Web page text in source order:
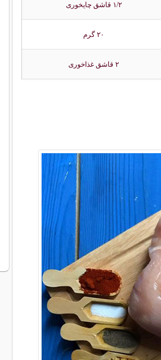
۱/۲ قاشق چایخوری
۲۰ گرم
۲ قاشق غذاخوری